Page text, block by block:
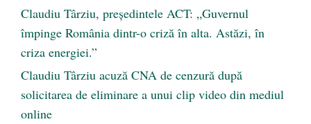
Claudiu Târziu, președintele ACT: „Guvernul
împinge România dintr-o criză în alta. Astăzi, în
criza energiei.”
Claudiu Târziu acuză CNA de cenzură după
solicitarea de eliminare a unui clip video din mediul
online